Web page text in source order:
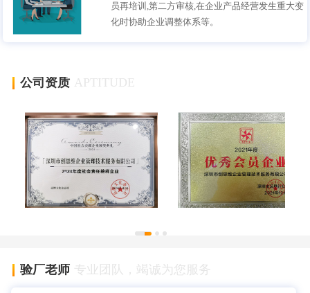
员再培训,第二方审核,在企业产品经营发生重大变
化时协助企业调整体系等。
公司资质 APTITUDE
验厂老师 专业团队，竭诚为您服务